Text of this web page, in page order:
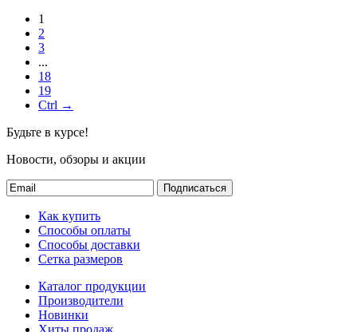
1
2
3
...
18
19
Ctrl →
Будьте в курсе!
Новости, обзоры и акции
Подписаться
Как купить
Способы оплаты
Способы доставки
Сетка размеров
Каталог продукции
Производители
Новинки